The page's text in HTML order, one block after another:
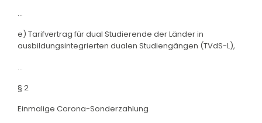
...
e) Tarifvertrag für dual Studierende der Länder in
ausbildungsintegrierten dualen Studiengängen (TVdS-L),
...
§ 2
Einmalige Corona-Sonderzahlung